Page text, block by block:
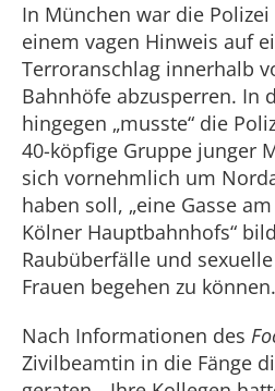
In München war die
einem vagen Hinweis auf
Terroranschlag innerhalb
Bahnhöfe abzusperren. In
hingegen „musste“ die
40-köpfige Gruppe junger
sich vornehmlich um
haben soll, „eine Gasse
Kölner Hauptbahnhofs“
Raubüberfälle und
Frauen begehen zu können.
Nach Informationen des
Zivilbeamtin in die Fänge